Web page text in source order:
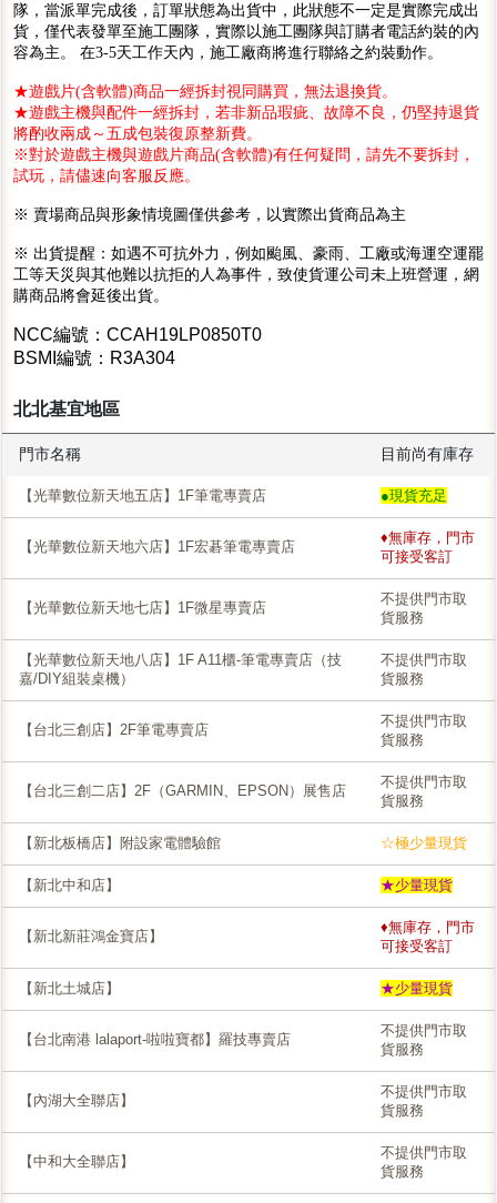
隊，當派單完成後，訂單狀態為出貨中，此狀態不一定是實際完成出
貨，僅代表發單至施工團隊，實際以施工團隊與訂購者電話約裝的內
容為主。 在3-5天工作天內，施工廠商將進行聯絡之約裝動作。
★遊戲片(含軟體)商品一經拆封視同購買，無法退換貨。
★遊戲主機與配件一經拆封，若非新品瑕疵、故障不良，仍堅持退貨
將酌收兩成～五成包裝復原整新費。
※對於遊戲主機與遊戲片商品(含軟體)有任何疑問，請先不要拆封，
試玩，請儘速向客服反應。
※ 賣場商品與形象情境圖僅供參考，以實際出貨商品為主
※ 出貨提醒：如遇不可抗外力，例如颱風、豪雨、工廠或海運空運罷
工等天災與其他難以抗拒的人為事件，致使貨運公司未上班營運，網
購商品將會延後出貨。
NCC編號：CCAH19LP0850T0
BSMI編號：R3A304
北北基宜地區
門市名稱 目前尚有庫存
【光華數位新天地五店】1F筆電專賣店 ●現貨充足
【光華數位新天地六店】1F宏碁筆電專賣店
♦無庫存，門市
可接受客訂
【光華數位新天地七店】1F微星專賣店
不提供門市取
貨服務
【光華數位新天地八店】1F A11櫃-筆電專賣店（技
嘉/DIY組裝桌機）
不提供門市取
貨服務
【台北三創店】2F筆電專賣店
不提供門市取
貨服務
【台北三創二店】2F（GARMIN、EPSON）展售店
不提供門市取
貨服務
【新北板橋店】附設家電體驗館 ☆極少量現貨
【新北中和店】 ★少量現貨
【新北新莊鴻金寶店】
♦無庫存，門市
可接受客訂
【新北土城店】 ★少量現貨
【台北南港 lalaport-啦啦寶都】羅技專賣店
不提供門市取
貨服務
【內湖大全聯店】
不提供門市取
貨服務
【中和大全聯店】
不提供門市取
貨服務